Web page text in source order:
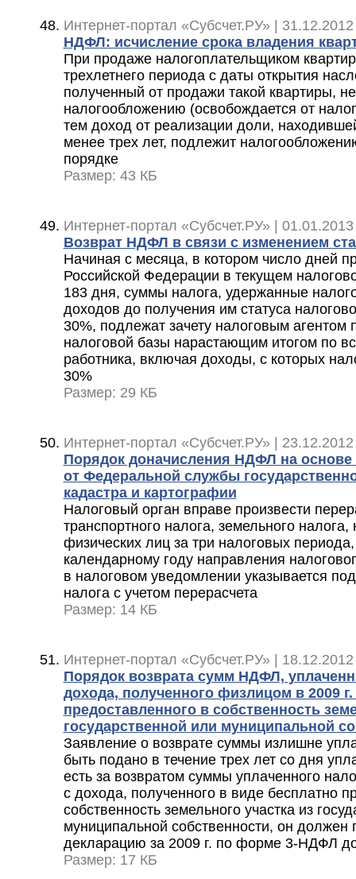
Интернет-портал «Субсчет.РУ» |
НДФЛ: исчисление срока владения
При продаже налогоплательщиком
трехлетнего периода с даты открытия
полученный от продажи такой квартиры,
налогообложению (освобождается от
тем доход от реализации доли,
менее трех лет, подлежит
порядке
Размер: 43 КБ
Интернет-портал «Субсчет.РУ» |
Возврат НДФЛ в связи с изменением
Начиная с месяца, в котором число дней
Российской Федерации в текущем
183 дня, суммы налога, удержанные
доходов до получения им статуса
30%, подлежат зачету налоговым агентом
налоговой базы нарастающим итогом по
работника, включая доходы, с которых
30%
Размер: 29 КБ
Интернет-портал «Субсчет.РУ» |
Порядок доначисления НДФЛ на
от Федеральной службы
кадастра и картографии
Налоговый орган вправе произвести
транспортного налога, земельного
физических лиц за три налоговых
календарному году направления
в налоговом уведомлении указывается
налога с учетом перерасчета
Размер: 14 КБ
Интернет-портал «Субсчет.РУ» |
Порядок возврата сумм НДФЛ,
дохода, полученного физлицом в 2009
предоставленного в собственность
государственной или муниципальной
Заявление о возврате суммы излишне
быть подано в течение трех лет со дня
есть за возвратом суммы уплаченного
с дохода, полученного в виде бесплатно
собственность земельного участка из
муниципальной собственности, он должен
декларацию за 2009 г. по форме 3-НДФЛ до
Размер: 17 КБ